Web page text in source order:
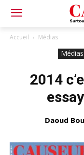
Accueil Médias
Médias
2014
Daoud